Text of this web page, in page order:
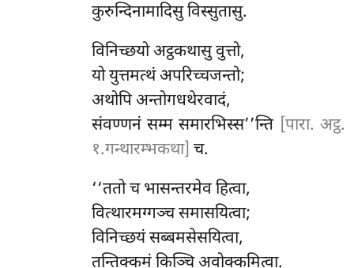
कुरुन्दिनामादिसु विस्सुतासु.
विनिच्छयो अट्ठकथासु वुत्तो,
यो युत्तमत्थं अपरिच्चजन्तो;
अथोपि अन्तोगधथेरवादं,
संवण्णनं सम्म समारभिस्स’’न्ति [पारा. अट्ठ.
१.गन्थारम्भकथा] च.
‘‘ततो च भासन्तरमेव हित्वा,
वित्थारमग्गञ्च समासयित्वा;
विनिच्छयं सब्बमसेसयित्वा,
तन्तिक्कमं किञ्चि अवोक्कमित्वा.